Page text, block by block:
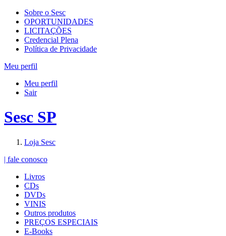
Sobre o Sesc
OPORTUNIDADES
LICITAÇÕES
Credencial Plena
Política de Privacidade
Meu perfil
Meu perfil
Sair
Sesc SP
Loja Sesc
| fale conosco
Livros
CDs
DVDs
VINIS
Outros produtos
PREÇOS ESPECIAIS
E-Books